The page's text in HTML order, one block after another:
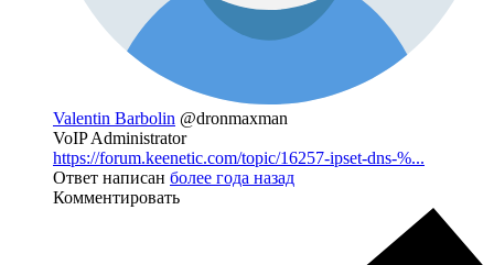
Valentin Barbolin @dronmaxman
VoIP Administrator
https://forum.keenetic.com/topic/16257-ipset-dns-%...
Ответ написан более года назад
Комментировать